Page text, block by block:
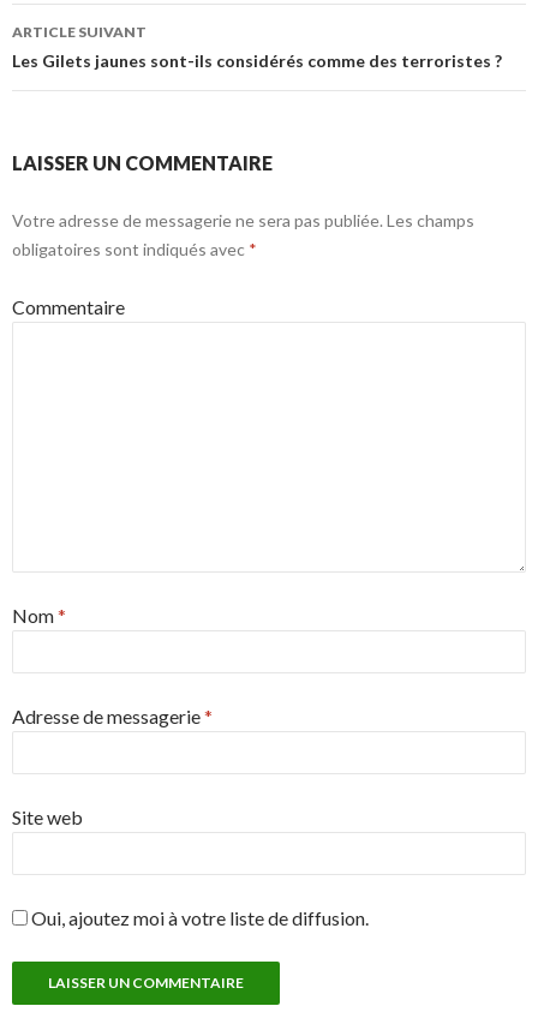
ARTICLE SUIVANT
Les Gilets jaunes sont-ils considérés comme des terroristes ?
LAISSER UN COMMENTAIRE
Votre adresse de messagerie ne sera pas publiée. Les champs
obligatoires sont indiqués avec *
Commentaire
Nom*
Adresse de messagerie*
Site web
Oui, ajoutez moi à votre liste de diffusion.